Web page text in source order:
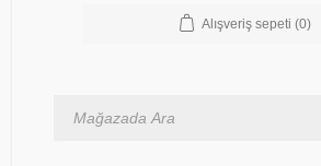
Alışveriş sepeti (0)